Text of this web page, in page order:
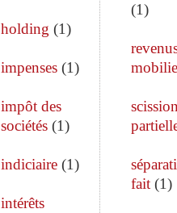
holding (1)
impenses(1)
impôt des
sociétés(1)
indiciaire(1)
intérêts
(1)
fait(1)